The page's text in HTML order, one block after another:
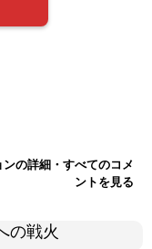
の詳細・すべてのコメ
ントを見る
の戦火